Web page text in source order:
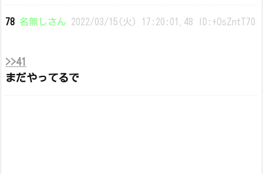
78 名無しさん 2022/03/15(火) 17:20:01.48 ID:+OsZntT70
>>41
まだやってるで